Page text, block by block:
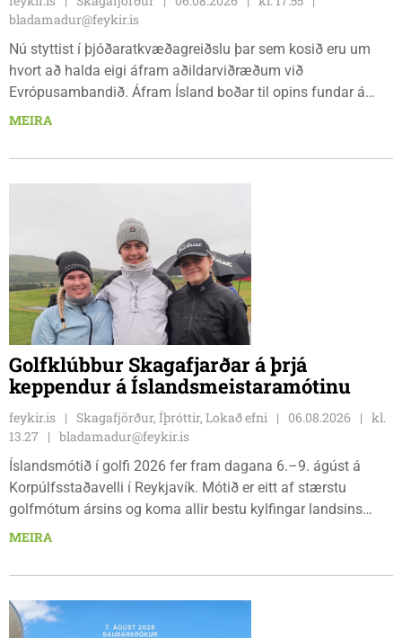
bladamadur@feykir.is
Nú styttist í þjóðaratkvæðagreiðslu þar sem kosið eru um
hvort að halda eigi áfram aðildarviðræðum við
Evrópusambandið. Áfram Ísland boðar til opins fundar á
Frímúrarasalnum Borgarmýri 1 á Sauðarkróki, laugardaginn
nauðsynleg.
MEIRA
Golfklúbbur Skagafjarðar á þrjá
keppendur á Íslandsmeistaramótinu
feykir.is Skagafjörður, Íþróttir, Lokað efni 06.08.2026
kl.
13.27
bladamadur@feykir.is
Íslandsmótið í golfi 2026 fer fram dagana 6.–9. ágúst á
Korpúlfsstaðavelli í Reykjavík. Mótið er eitt af stærstu
golfmótum ársins og koma allir bestu kylfingar landsins
saman til að sýna hæfileika sína. Golfklúbbur Skagafjarðar
Dagbjörtu Sísí Einarsdóttur, sem er nýkrýndur klúbbmeistari
MEIRA